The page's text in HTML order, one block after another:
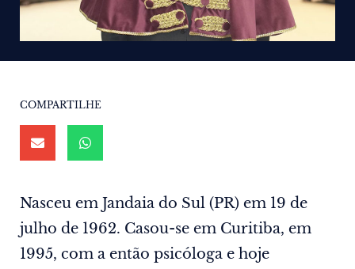
COMPARTILHE
Nasceu em Jandaia do Sul (PR) em 19 de
julho de 1962. Casou-se em Curitiba, em
1995, com a então psicóloga e hoje